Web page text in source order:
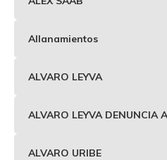
Allanamientos
ALVARO LEYVA
ALVARO LEYVA DENUNCIA
ALVARO URIBE